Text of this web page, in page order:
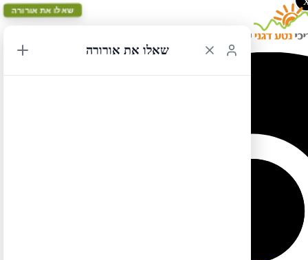
שאלו את אורורה
שאלו את אורורה